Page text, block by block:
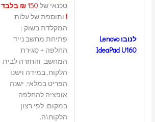
לנובו Lenovo
IdeaPad U160
טכנאי של 150₪ בלבד
! ותוספת של עלות
המקלדת בשוק ;
פתיחת מחשב נייד
החלפה + סגירת
המחשב, והחזרה לבית
הלקוח, במידה וישנו
הפריט במלאי, ישנה
אופציה להחלפה
במקום, לפי רצון
הלקוח\ה.